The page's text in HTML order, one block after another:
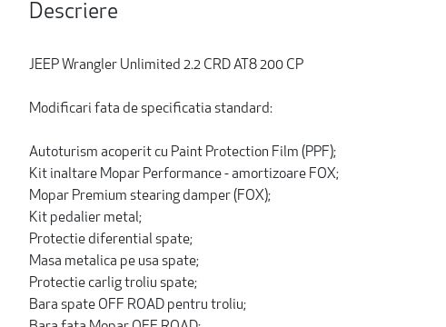
Descriere
JEEP Wrangler Unlimited 2.2 CRD AT8 200 CP
Modificari fata de specificatia standard:
Autoturism acoperit cu Paint Protection Film (PPF);
Kit inaltare Mopar Performance - amortizoare FOX;
Mopar Premium stearing damper (FOX);
Kit pedalier metal;
Protectie diferential spate;
Masa metalica pe usa spate;
Protectie carlig troliu spate;
Bara spate OFF ROAD pentru troliu;